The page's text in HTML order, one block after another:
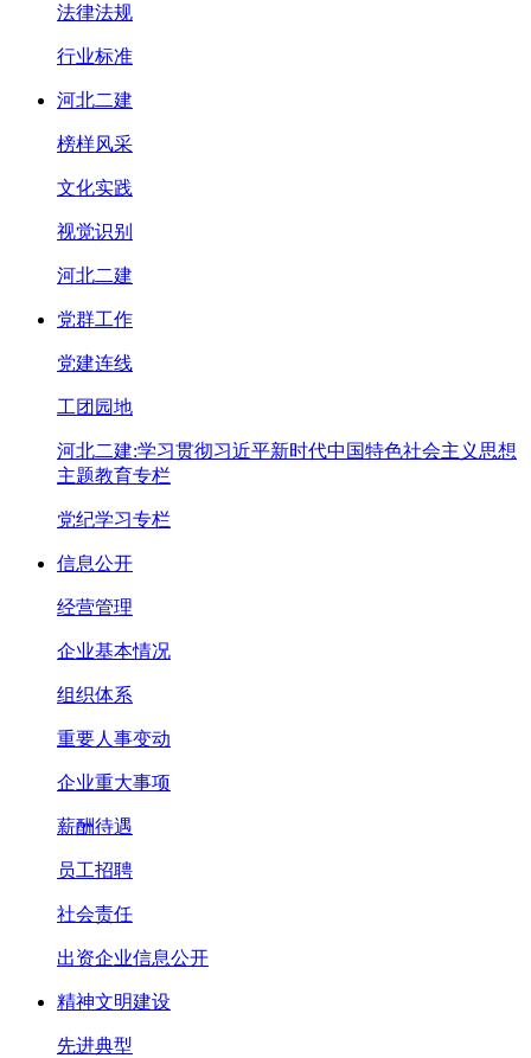
法律法规
行业标准
河北二建
榜样风采
文化实践
视觉识别
河北二建
党群工作
党建连线
工团园地
河北二建:学习贯彻习近平新时代中国特色社会主义思想
主题教育专栏
党纪学习专栏
信息公开
经营管理
企业基本情况
组织体系
重要人事变动
企业重大事项
薪酬待遇
员工招聘
社会责任
出资企业信息公开
精神文明建设
先进典型